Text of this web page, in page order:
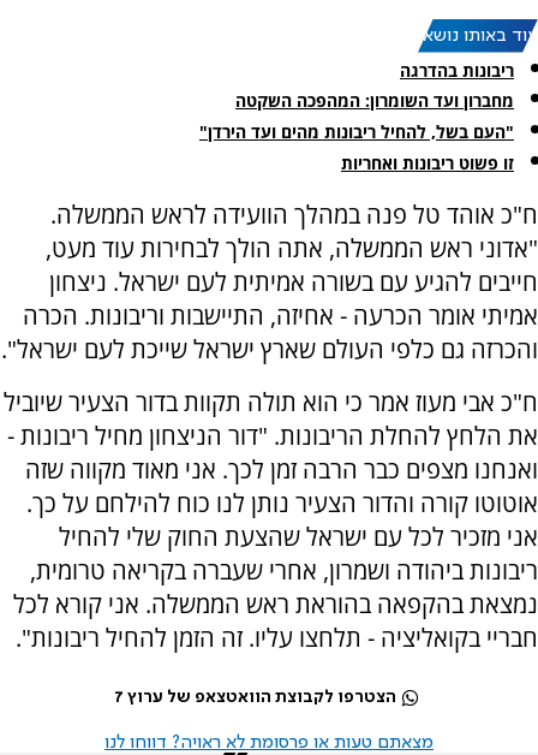
עוד באותו נושא:
ריבונות בהדרגה
מחברון ועד השומרון: המהפכה השקטה
"העם בשל, להחיל ריבונות מהים ועד הירדן"
זו פשוט ריבונות ואחריות
ח"כ אוהד טל פנה במהלך הוועידה לראש הממשלה.
"אדוני ראש הממשלה, אתה הולך לבחירות עוד מעט,
חייבים להגיע עם בשורה אמיתית לעם ישראל. ניצחון
אמיתי אומר הכרעה - אחיזה, התיישבות וריבונות. הכרה
והכרזה גם כלפי העולם שארץ ישראל שייכת לעם ישראל".
ח"כ אבי מעוז אמר כי הוא תולה תקוות בדור הצעיר שיוביל
את הלחץ להחלת הריבונות. "דור הניצחון מחיל ריבונות -
ואנחנו מצפים כבר הרבה זמן לכך. אני מאוד מקווה שזה
אוטוטו קורה והדור הצעיר נותן לנו כוח להילחם על כך.
אני מזכיר לכל עם ישראל שהצעת החוק שלי להחיל
ריבונות ביהודה ושמרון, אחרי שעברה בקריאה טרומית,
נמצאת בהקפאה בהוראת ראש הממשלה. אני קורא לכל
חבריי בקואליציה - תלחצו עליו. זה הזמן להחיל ריבונות".
הצטרפו לקבוצת הוואטצאפ של ערוץ 7
מצאתם טעות או פרסומת לא ראויה? דווחו לנו